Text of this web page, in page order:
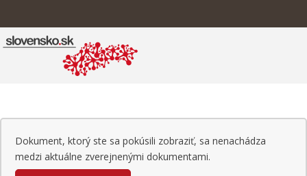
Dokument, ktorý ste sa pokúsili zobraziť, sa nenachádza
medzi aktuálne zverejnenými dokumentami.